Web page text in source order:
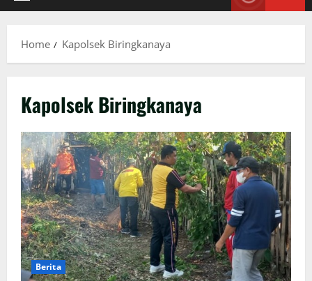
Home Kapolsek Biringkanaya
Kapolsek Biringkanaya
Berita